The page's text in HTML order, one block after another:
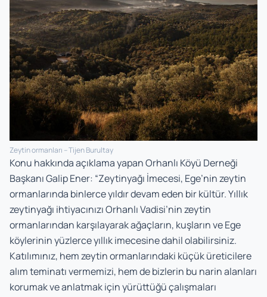
Zeytin ormanları – Tijen Burultay
Konu hakkında açıklama yapan Orhanlı Köyü Derneği
Başkanı Galip Ener: “Zeytinyağı İmecesi, Ege’nin zeytin
ormanlarında binlerce yıldır devam eden bir kültür. Yıllık
zeytinyağı ihtiyacınızı Orhanlı Vadisi’nin zeytin
ormanlarından karşılayarak ağaçların, kuşların ve Ege
köylerinin yüzlerce yıllık imecesine dahil olabilirsiniz.
Katılımınız, hem zeytin ormanlarındaki küçük üreticilere
alım teminatı vermemizi, hem de bizlerin bu narin alanları
korumak ve anlatmak için yürüttüğü çalışmaları